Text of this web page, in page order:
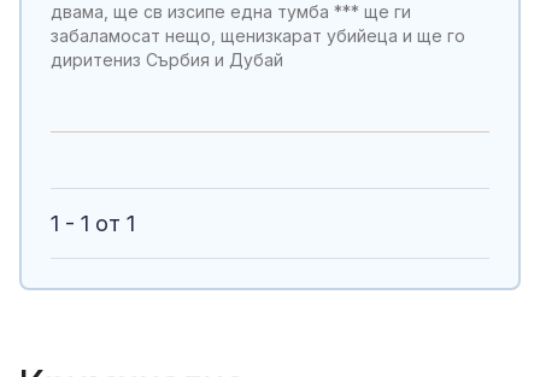
двама, ще св изсипе една тумба *** ще ги
забаламосат нещо, щенизкарат убийеца и ще го
диритениз Сърбия и Дубай
1 - 1 от 1